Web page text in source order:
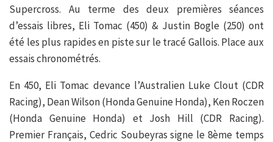
Supercross. Au terme des deux premières séances
d’essais libres, Eli Tomac (450) & Justin Bogle (250) ont
été les plus rapides en piste sur le tracé Gallois. Place aux
essais chronométrés.
En 450, Eli Tomac devance l’Australien Luke Clout (CDR
Racing), Dean Wilson (Honda Genuine Honda), Ken Roczen
(Honda Genuine Honda) et Josh Hill (CDR Racing).
Premier Français, Cedric Soubeyras signe le 8ème temps